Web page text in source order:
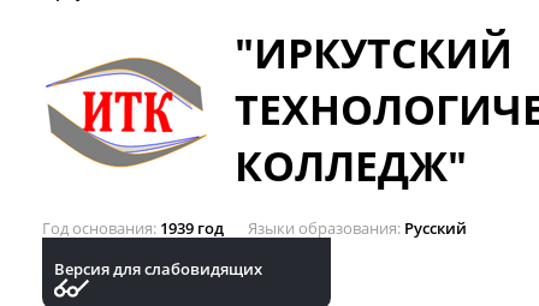
"ИРКУТСКИЙ
КОЛЛЕДЖ"
Год основания 1939 год Языки образования Русский
Версия для слабовидящих